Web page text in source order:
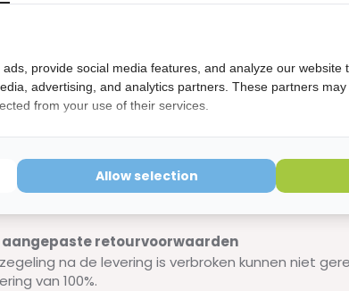
- 2.0 mm (grijs)
aangepaste retourvoorwaarden
na de levering is verbroken kunnen niet
van 100%.
provide social media features, and analyze our website
advertising, and analytics partners. These partners
from your use of their services.
Allow selection